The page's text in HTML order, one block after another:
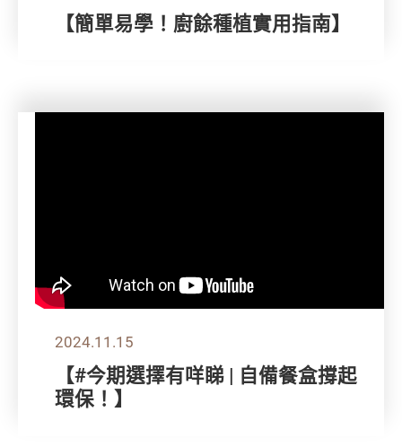
【簡單易學！廚餘種植實用指南】
2024.11.15
【#今期選擇有咩睇 | 自備餐盒撐起
環保！】